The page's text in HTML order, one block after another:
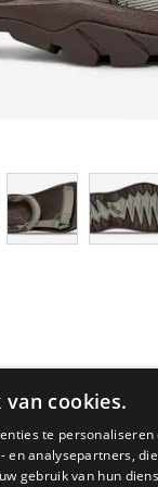
cookies.
te
analysepartners,
gebruik van hun